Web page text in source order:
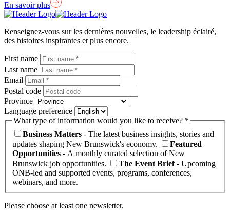
En savoir plus
Lien
d'accueil
Renseignez-vous sur les dernières nouvelles, le leadership éclairé,
des histoires inspirantes et plus encore.
First name
Last name
Email
Postal code
Province
Language preference
What type of information would you like to receive? *
Business Matters - The latest business insights, stories and
updates shaping New Brunswick's economy.
Featured
Opportunities - A monthly curated selection of New
Brunswick job opportunities.
The Event Brief- Upcoming
ONB-led and supported events, programs, conferences,
webinars, and more.
Please choose at least one newsletter.